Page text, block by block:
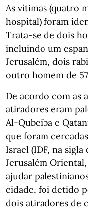
As vítimas (quatro
hospital) foram
Trata-se de dois
incluindo um
Jerusalém, dois
outro homem de
De acordo com as
atiradores eram
Al-Qubeiba e
que foram
Israel (IDF, na
Jerusalém
ajudar
cidade, foi detido
dois atiradores de